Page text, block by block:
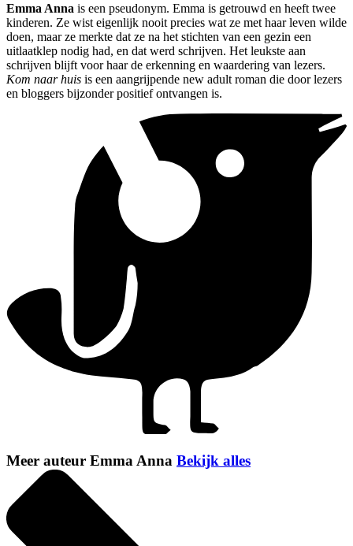
Emma Anna is een pseudonym. Emma is getrouwd en heeft twee
kinderen. Ze wist eigenlijk nooit precies wat ze met haar leven wilde
doen, maar ze merkte dat ze na het stichten van een gezin een
uitlaatklep nodig had, en dat werd schrijven. Het leukste aan
schrijven blijft voor haar de erkenning en waardering van lezers.
Kom naar huis is een aangrijpende new adult roman die door lezers
en bloggers bijzonder positief ontvangen is.
Meer auteur Emma Anna Bekijk alles